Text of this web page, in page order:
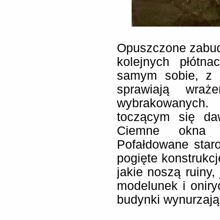
Opuszczone
kolejnych
samym sobie, z
sprawiają
toczącym się
Ciemne okna
Pofałdowane
pogięte
jakie noszą ruiny,
modelunek i
budynki